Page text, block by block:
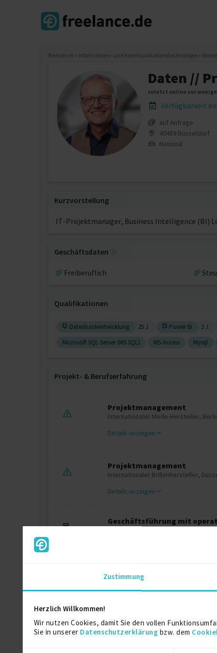
Zustimmung
Herzlich Willkommen!
Wir nutzen Cookies, damit Sie den vollen
Sie in unserer Datenschutzerklärung bzw. dem
freelancer » Informations- und Kommunikationstechnologie »
Daten //
zuletzt online vor
Verfügbarkeit
auf Anfrage
40489 Düsseldorf
National
Kurzvorstellung
IT-Projektmanager, Business Intelligence (BI)
Geschäftsdaten
Freiberuflich
Qualifikationen
Datenbankentwicklung 25 J. Power Bi 2 J.
Microsoft SQL-Server (MS SQL)
MS-Access Mysql
Projekt‐ & Berufserfahrung
Projektmanagement
Internationaler Mode-Hersteller,
Details anzeigen
Projektmanagement
Internationaler Brillenhersteller,
Details anzeigen
Geschäftsführung mit
Ausbildung
Deutsche Bank AG // Düsseldorf